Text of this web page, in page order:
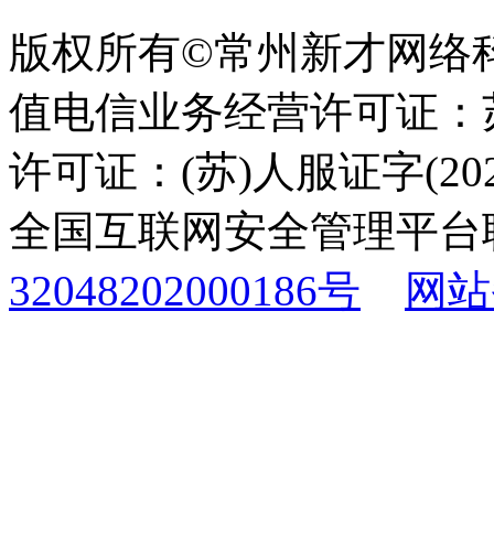
版权所有©常州新才网络
值电信业务经营许可证
许可证：(苏)人服证字
全国互联网安全管理平
32048202000186号
网